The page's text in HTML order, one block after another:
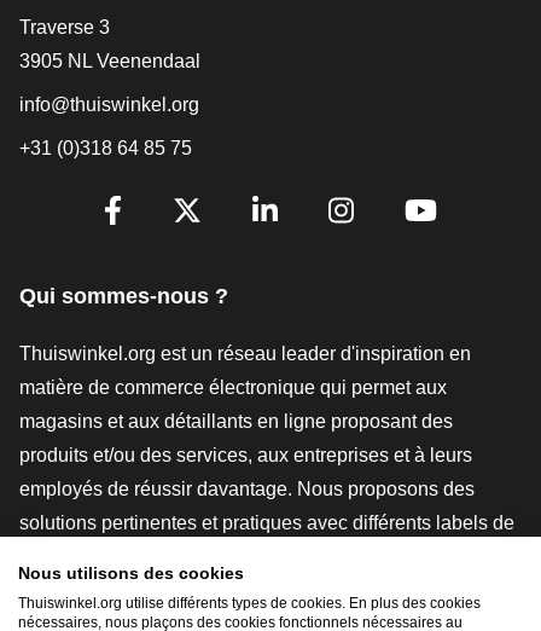
[_General:Contact]
Traverse 3
3905 NL Veenendaal
info@thuiswinkel.org
+31 (0)318 64 85 75
[_General:SocialMediaTitle]
Qui sommes-nous ?
Thuiswinkel.org est un réseau leader d'inspiration en
matière de commerce électronique qui permet aux
magasins et aux détaillants en ligne proposant des
produits et/ou des services, aux entreprises et à leurs
employés de réussir davantage. Nous proposons des
solutions pertinentes et pratiques avec différents labels de
conseils juridiques, des actions de sensibilisation, des
études de marché, et nous disposons de notre propre
Nous utilisons des cookies
Thuiswinkel.org utilise différents types de cookies. En plus des cookies
nécessaires, nous plaçons des cookies fonctionnels nécessaires au